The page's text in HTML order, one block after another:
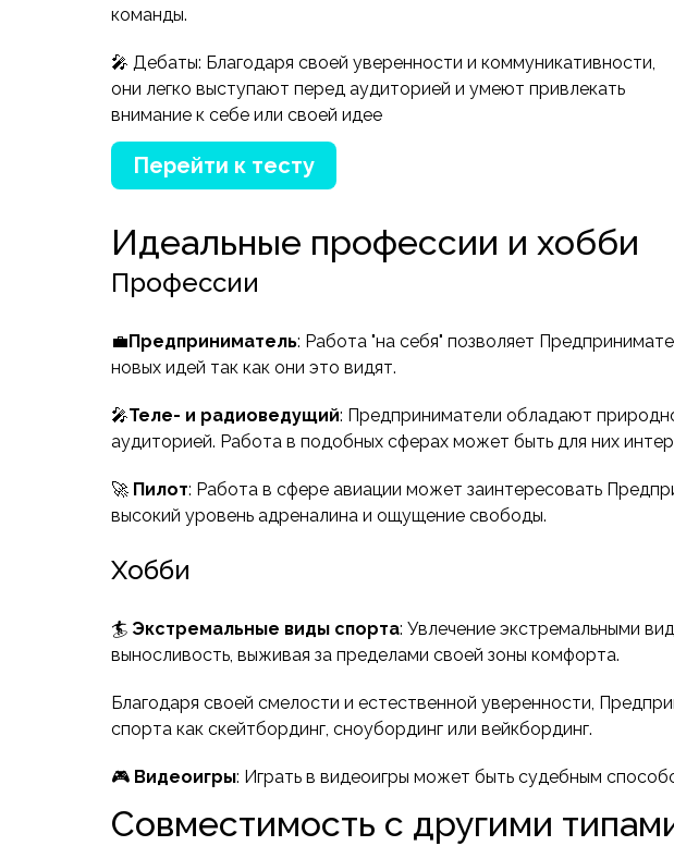
команды.
🎤 Дебаты: Благодаря своей уверенности и коммуникативности,
они легко выступают перед аудиторией и умеют привлекать
внимание к себе или своей идее
Перейти к тесту
Идеальные профессии и хобби
Профессии
💼Предприниматель: Работа "на себя" позволяет
новых идей так как они это видят.
🎤Теле- и радиоведущий: Предприниматели обладают
аудиторией. Работа в подобных сферах может быть для них
🚀 Пилот: Работа в сфере авиации может заинтересовать
высокий уровень адреналина и ощущение свободы.
Хобби
🏄 Экстремальные виды спорта: Увлечение экстремальными
выносливость, выживая за пределами своей зоны комфорта.
Благодаря своей смелости и естественной уверенности,
спорта как скейтбординг, сноубординг или вейкбординг.
🎮 Видеоигры: Играть в видеоигры может быть судебным
Совместимость с другими